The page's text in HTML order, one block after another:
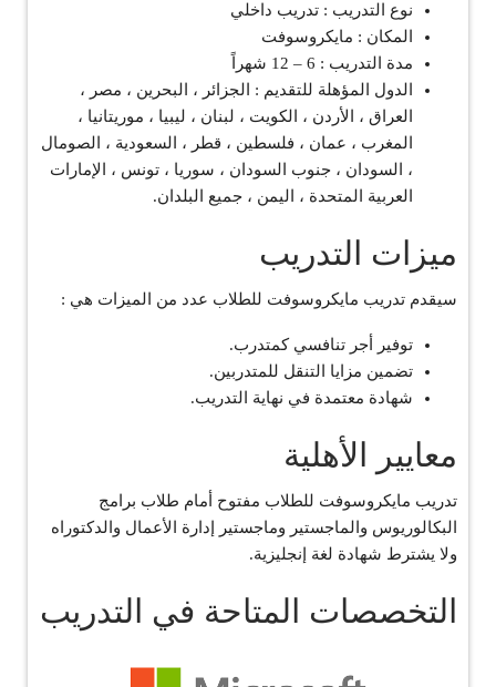
نوع التدريب : تدريب داخلي
المكان : مايكروسوفت
مدة التدريب : 6 – 12 شهراً
الدول المؤهلة للتقديم : الجزائر ، البحرين ، مصر ،
العراق ، الأردن ، الكويت ، لبنان ، ليبيا ، موريتانيا ،
المغرب ، عمان ، فلسطين ، قطر ، السعودية ، الصومال
، السودان ، جنوب السودان ، سوريا ، تونس ، الإمارات
العربية المتحدة ، اليمن ، جميع البلدان.
ميزات التدريب
سيقدم تدريب مايكروسوفت للطلاب عدد من الميزات هي :
توفير أجر تنافسي كمتدرب.
تضمين مزايا التنقل للمتدربين.
شهادة معتمدة في نهاية التدريب.
معايير الأهلية
تدريب مايكروسوفت للطلاب مفتوح أمام طلاب برامج
البكالوريوس والماجستير وماجستير إدارة الأعمال والدكتوراه
ولا يشترط شهادة لغة إنجليزية.
التخصصات المتاحة في التدريب